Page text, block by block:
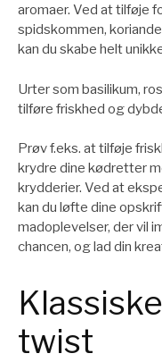
aromaer. Ved at tilføje
spidskommen,
kan du skabe helt
Urter som basilikum,
tilføre friskhed og
Prøv f.eks. at tilføje
krydre dine kødretter
krydderier. Ved at
kan du løfte dine
madoplevelser, der vil
chancen, og lad din
twist